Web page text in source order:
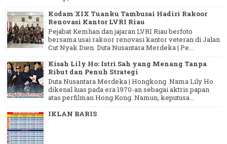
Kodam XIX Tuanku Tambusai Hadiri Rakoor
Renovasi Kantor LVRI Riau
Pejabat Kemhan dan jajaran LVRI Riau berfoto
bersama usai rakoor renovasi kantor veteran di Jalan
Cut Nyak Dien. Duta Nusantara Merdeka | Pe...
Kisah Lily Ho: Istri Sah yang Menang Tanpa
Ribut dan Penuh Strategi
Duta Nusantara Merdeka | Hongkong Nama Lily Ho
dikenal luas pada era 1970-an sebagai aktris papan
atas perfilman Hong Kong. Namun, keputusa...
IKLAN BARIS